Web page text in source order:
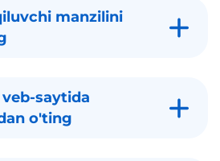
manzilini
saytida
o'ting